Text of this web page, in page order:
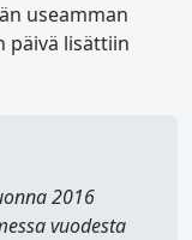
useamman
päivä lisättiin
2016
vuodesta